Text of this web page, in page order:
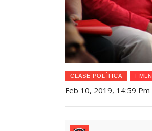
CLASE POLÍTICA FMLN
Feb 10, 2019, 14:59 Pm